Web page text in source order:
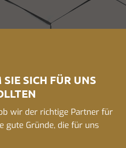
SICH FÜR UNS
wir der richtige Partner für
gute Gründe, die für uns